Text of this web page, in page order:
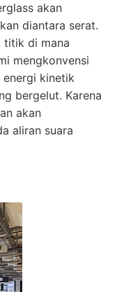
akan
diantara serat.
titik di mana
mengkonvensi
energi kinetik
bergelut. Karena
akan
aliran suara